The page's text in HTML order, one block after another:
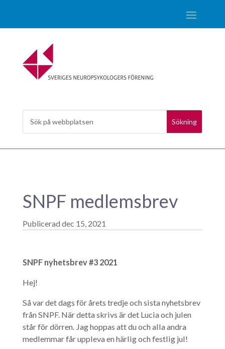
SNPF medlemsbrev
dec 15, 2021
SNPF nyhetsbrev #3 2021
Hej!
Så var det dags för årets tredje och sista nyhetsbrev
från SNPF. När detta skrivs är det Lucia och julen
står för dörren. Jag hoppas att du och alla andra
medlemmar får uppleva en härlig och festlig jul!